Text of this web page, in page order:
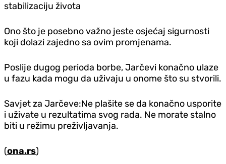
stabilizaciju života
Ono što je posebno važno jeste osjećaj sigurnosti
koji dolazi zajedno sa ovim promjenama.
Poslije dugog perioda borbe, Jarčevi konačno ulaze
u fazu kada mogu da uživaju u onome što su stvorili.
Savjet za Jarčeve:Ne plašite se da konačno usporite
i uživate u rezultatima svog rada. Ne morate stalno
biti u režimu preživljavanja.
(ona.rs)